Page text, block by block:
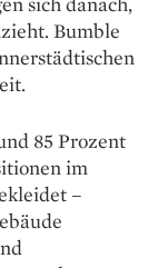
Bumble
85 Prozent
im
–